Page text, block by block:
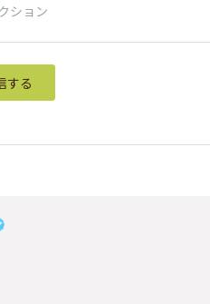
ション
する